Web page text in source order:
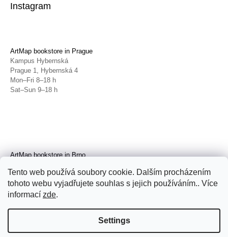
Tento web používá soubory cookie. Dalším procházením
tohoto webu vyjadřujete souhlas s jejich používáním.. Více
informací zde.
Settings
Instagram
ArtMap bookstore in Prague
Kampus Hybernská
Prague 1, Hybernská 4
Mon–Fri 8–18 h
Sat–Sun 9–18 h
ArtMap bookstore in Brno
Brno, Radnická 4
Tue–Fri 11–19 h
Sat 14–19 h